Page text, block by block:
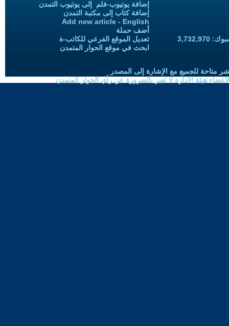
إضافة يوتيوب-فلم إلى يوتيوب التمدن
إضافة كتاب إلى مكتبة التمدن
Add new article - English
أضف حملة
تعديل الموقع الفرعي للكاتب-ة
ابحث في موقع الحوار المتمدن
متاحة للجميع مع الإشارة إلى المصدر
هيئة الادارة لا تعبر بالضرورة عن رأي الحوار المتمدن